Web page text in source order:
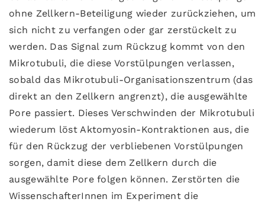
ohne Zellkern-Beteiligung wieder zurückziehen, um
sich nicht zu verfangen oder gar zerstückelt zu
werden. Das Signal zum Rückzug kommt von den
Mikrotubuli, die diese Vorstülpungen verlassen,
sobald das Mikrotubuli-Organisationszentrum (das
direkt an den Zellkern angrenzt), die ausgewählte
Pore passiert. Dieses Verschwinden der Mikrotubuli
wiederum löst Aktomyosin-Kontraktionen aus, die
für den Rückzug der verbliebenen Vorstülpungen
sorgen, damit diese dem Zellkern durch die
ausgewählte Pore folgen können. Zerstörten die
WissenschafterInnen im Experiment die